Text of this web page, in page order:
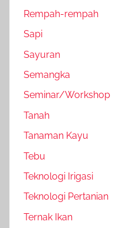
Rempah-rempah
Sapi
Sayuran
Semangka
Seminar/Workshop
Tanah
Tanaman Kayu
Tebu
Teknologi Irigasi
Teknologi Pertanian
Ternak Ikan